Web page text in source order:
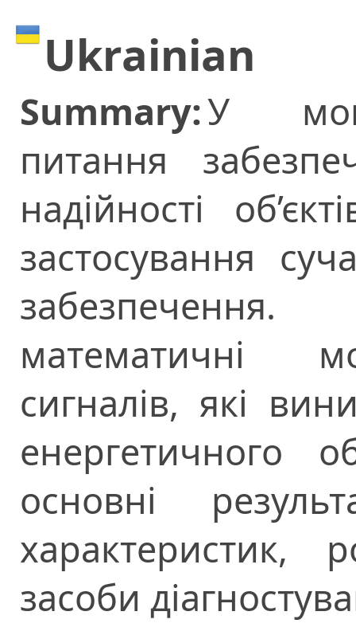
Ukrainian
Summary:У
питання
надійності
застосування
математичні
сигналів, які
енергетичного
основні
характеристик,
засоби